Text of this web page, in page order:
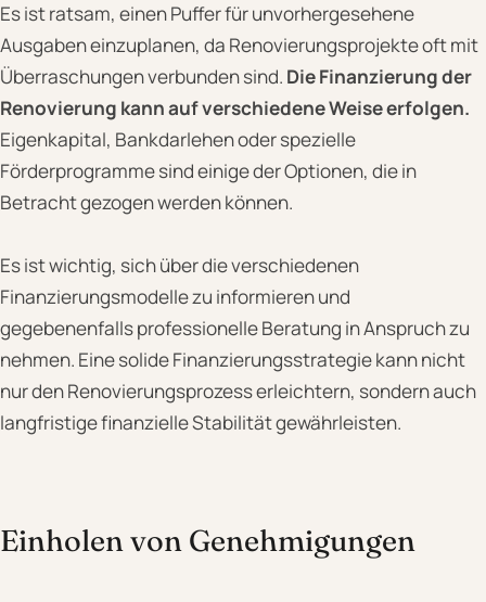
Es ist ratsam, einen Puffer für unvorhergesehene
Ausgaben einzuplanen, da Renovierungsprojekte oft mit
Überraschungen verbunden sind. Die Finanzierung der
Renovierung kann auf verschiedene Weise erfolgen.
Eigenkapital, Bankdarlehen oder spezielle
Förderprogramme sind einige der Optionen, die in
Betracht gezogen werden können.
Es ist wichtig, sich über die verschiedenen
Finanzierungsmodelle zu informieren und
gegebenenfalls professionelle Beratung in Anspruch zu
nehmen. Eine solide Finanzierungsstrategie kann nicht
nur den Renovierungsprozess erleichtern, sondern auch
langfristige finanzielle Stabilität gewährleisten.
Einholen von Genehmigungen